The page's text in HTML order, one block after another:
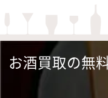
お酒買取の無